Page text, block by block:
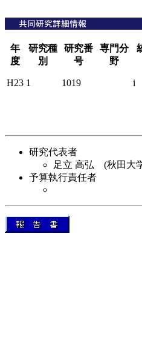
年
度
研究種
別
研究番
号
専門分
野
H23 1 1019 i
研究代表者
足立 高弘 (秋田大
予算執行責任者